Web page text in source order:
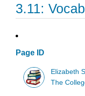
3.11:
Page ID
Elizabeth
The